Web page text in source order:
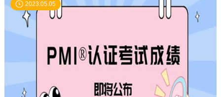
2023.05.05